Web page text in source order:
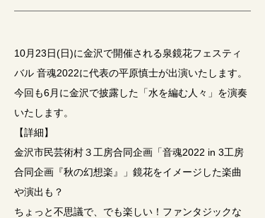
10月23日(日)に金沢で開催される泉鏡花フェスティ
バル 音魂2022に代表の平原慎士が出演いたします。
今回も6月に金沢で披露した「水を編む人々」を演奏
いたします。
【詳細】
金沢市民芸術村３工房合同企画「音魂2022 in 3工房
合同企画『秋の幻想楽』」鏡花をイメージした楽曲
や演出も？
ちょっと不思議で、でも楽しい！ファンタジックな